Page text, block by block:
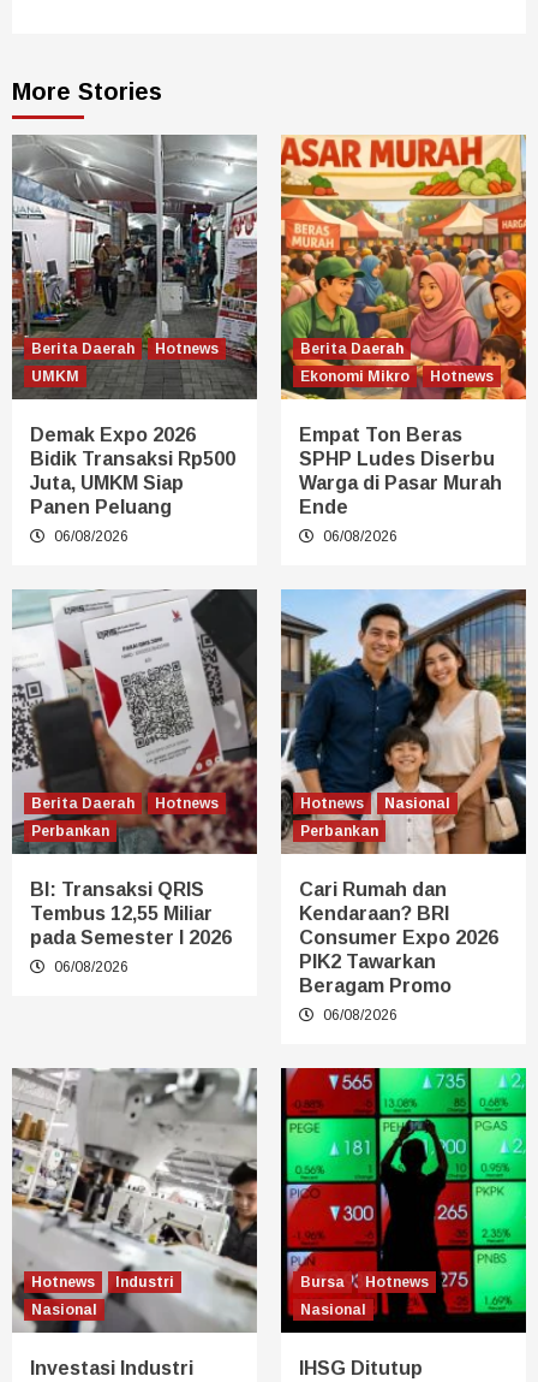
More Stories
Berita Daerah
Hotnews
UMKM
Demak Expo 2026
Bidik Transaksi Rp500
Juta, UMKM Siap
Panen Peluang
06/08/2026
Berita Daerah
Ekonomi Mikro
Hotnews
Empat Ton Beras
SPHP Ludes Diserbu
Warga di Pasar Murah
Ende
06/08/2026
Berita Daerah
Hotnews
Perbankan
BI: Transaksi QRIS
Tembus 12,55 Miliar
pada Semester I 2026
06/08/2026
Hotnews
Nasional
Perbankan
Cari Rumah dan
Kendaraan? BRI
Consumer Expo 2026
PIK2 Tawarkan
Beragam Promo
06/08/2026
Hotnews
Industri
Nasional
Investasi Industri
Bursa
Hotnews
Nasional
IHSG Ditutup